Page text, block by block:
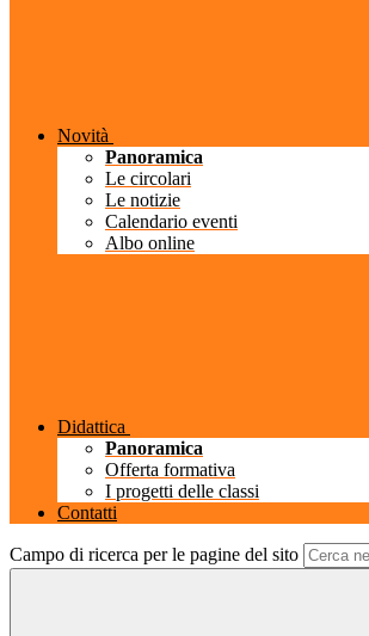
Novità
Panoramica
Le circolari
Le notizie
Calendario eventi
Albo online
Didattica
Panoramica
Offerta formativa
I progetti delle classi
Contatti
Campo di ricerca per le pagine del sito